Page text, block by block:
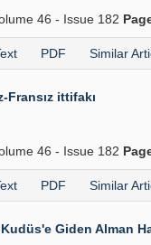
46 - Issue 182
PDF Similar
Fransız ittifakı
46 - Issue 182
PDF Similar
Giden Alman